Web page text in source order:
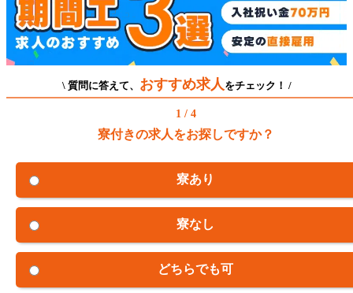
\ 質問に答えて、 おすすめ求人 をチェック！ /
1 / 4
寮付きの求人をお探しですか？
寮あり
寮なし
どちらでも可